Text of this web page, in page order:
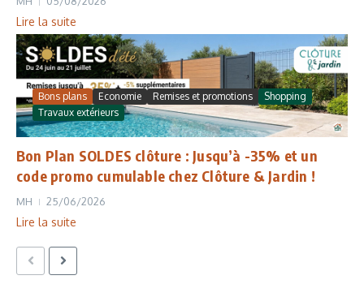
Lire la suite
Bons plans Economie Remises et promotions
Shopping
Travaux extérieurs
Bon Plan SOLDES clôture : Jusqu’à -35% et un
code promo cumulable chez Clôture & Jardin !
MH 25/06/2026
Lire la suite